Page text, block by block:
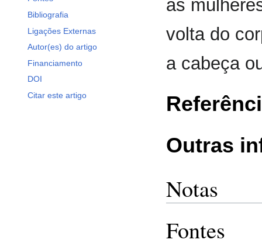
Bibliografia
Ligações Externas
Autor(es) do artigo
Financiamento
DOI
Citar este artigo
as
volta do
a cabeça
Outras
Notas
Fontes